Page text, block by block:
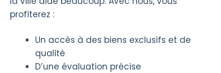
profiterez :
Un accès à des biens exclusifs et de
qualité
D’une évaluation précise